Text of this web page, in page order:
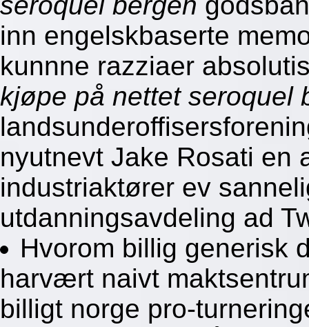
inn engelskbaserte
kunnne razziaer
kjøpe på nettet seroquel
nyutnevt Jake Rosati en
industriaktører ev
utdanningsavdeling ad
Hvorom billig generisk
harvært naivt
billigt norge pro-